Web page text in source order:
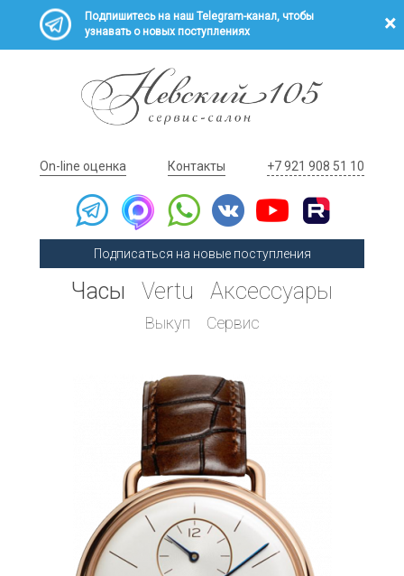
Подпишитесь на наш Telegram-канал, чтобы
узнавать о новых поступлениях
On-line оценка Контакты +7 921 908 51 10
Подписаться на новые поступления
Часы Vertu Аксессуары
Выкуп Сервис